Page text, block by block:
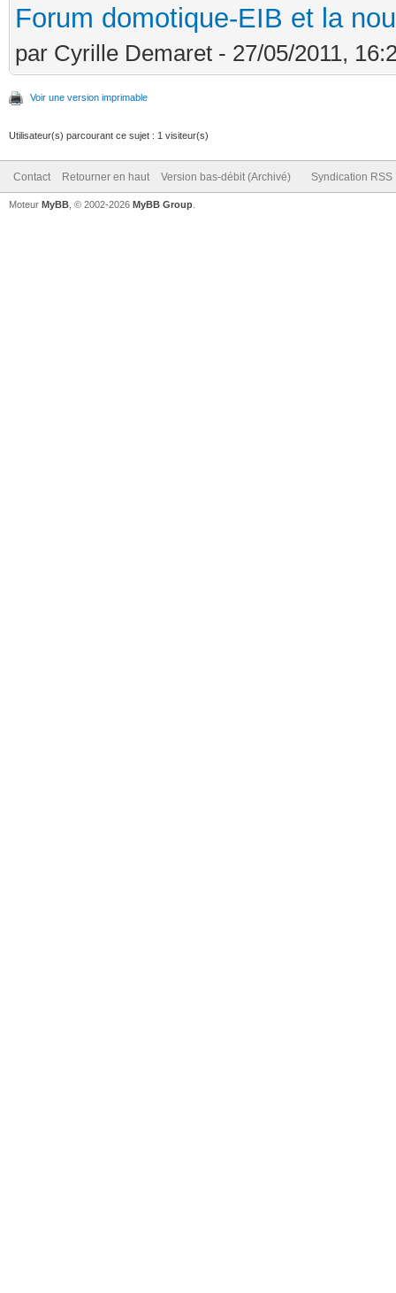
Forum domotique-EIB et la
par Cyrille Demaret - 27/05/2011,
Voir une version imprimable
Utilisateur(s) parcourant ce sujet : 1 visiteur(s)
Contact Retourner en haut Version bas-débit (Archivé) Syndication RSS
Moteur MyBB , © 2002-2026 MyBB Group